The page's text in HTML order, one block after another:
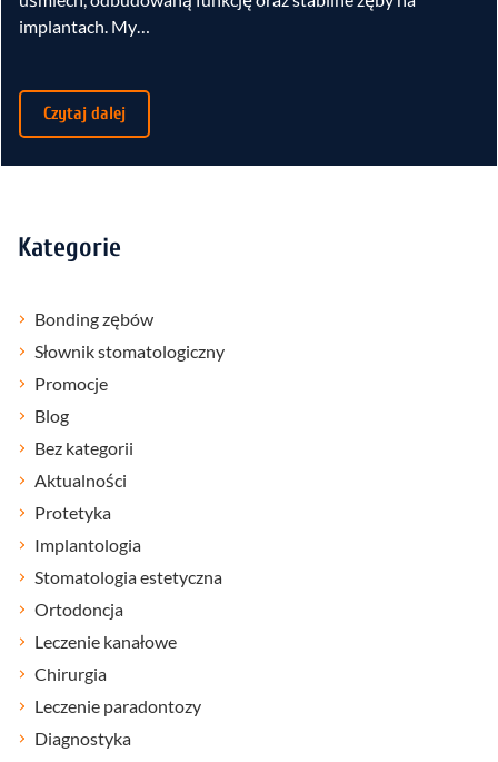
implantach. My…
Czytaj dalej
Kategorie
Bonding zębów
Słownik stomatologiczny
Promocje
Blog
Bez kategorii
Aktualności
Protetyka
Implantologia
Stomatologia estetyczna
Ortodoncja
Leczenie kanałowe
Chirurgia
Leczenie paradontozy
Diagnostyka